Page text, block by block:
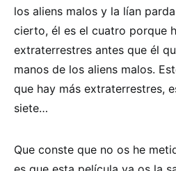
los aliens malos y la lían
cierto, él es el cuatro porque
extraterrestres antes que él
manos de los aliens malos.
que hay más extraterrestres,
siete…
Que conste que no os he